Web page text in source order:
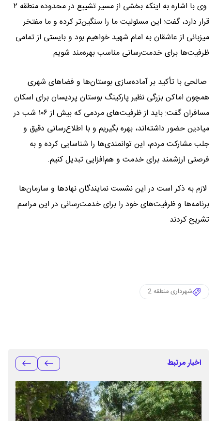
وی با اشاره به اینکه بخشی از مسیر تشییع در محدوده منطقه ۲
قرار دارد، گفت: این مسئولیت ما را سنگین‌تر کرده و ما مفتخر
میزبانی از عاشقان به امام شهید خواهیم بود و بایستی از تمامی
ظرفیت‌ها برای خدمت‌رسانی مناسب بهره‌مند شویم.
صالحی با تأکید بر آماده‌سازی بوستان‌ها و فضاهای شهری
همچون اماکن بزرگی نظیر پارکینگ بوستان پردیسان برای اسکان
مسافران گفت: باید از ظرفیت‌های مردمی که بیش از ۱۰۶ شب در
میادین حضور داشته‌اند، بهره بگیریم و با اطلاع‌رسانی دقیق و
جلب مشارکت مردم، این توانمندی‌ها را شناسایی کرده و به
فرصتی ارزشمند برای خدمت و هم‌افزایی تبدیل کنیم.
لازم به ذکر است در این نشست نمایندگان نهادها و سازمان‌ها
برنامه‌ها و ظرفیت‌های خود را برای خدمت‌رسانی در این مراسم
تشریح کردند
شهرداری منطقه 2
اخبار مرتبط